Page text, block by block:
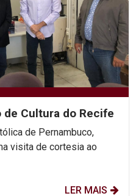
Cultura do Recife
de Pernambuco,
visita de cortesia ao
LER MAIS